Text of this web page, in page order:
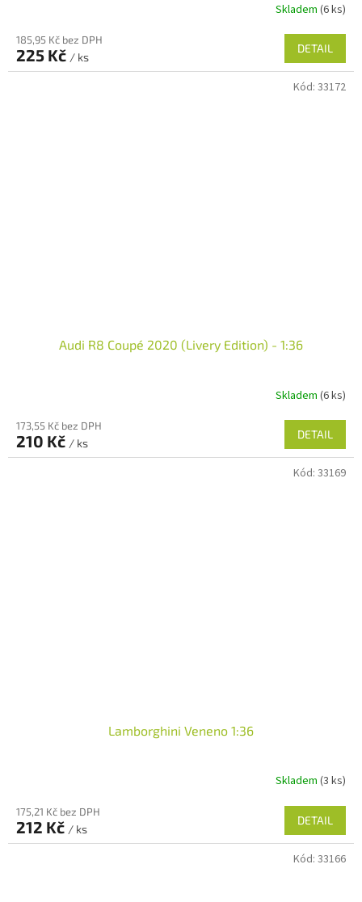
Skladem (6 ks)
185,95 Kč bez DPH
225 Kč / ks
DETAIL
Audi R8 Coupé 2020 (Livery Edition) - 1:36
Skladem (6 ks)
173,55 Kč bez DPH
210 Kč / ks
DETAIL
Kód: 33172
Lamborghini Veneno 1:36
Skladem (3 ks)
175,21 Kč bez DPH
212 Kč / ks
DETAIL
Kód: 33169
Kód: 33166